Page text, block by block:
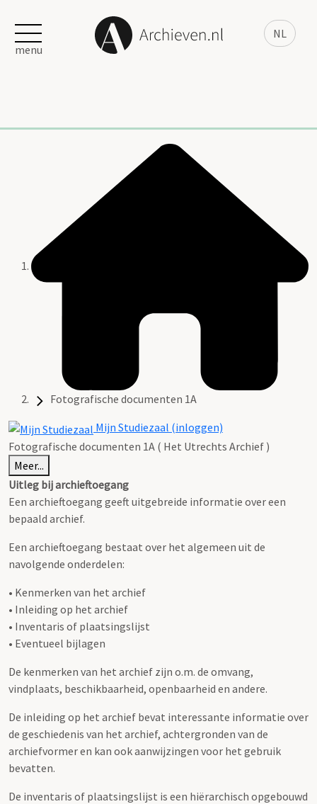
NL
menu
Fotografische documenten 1A
Mijn Studiezaal (inloggen)
Fotografische documenten 1A ( Het Utrechts Archief )
Meer...
Uitleg bij archieftoegang
Een archieftoegang geeft uitgebreide informatie over een
bepaald archief.
Een archieftoegang bestaat over het algemeen uit de
navolgende onderdelen:
• Kenmerken van het archief
• Inleiding op het archief
• Inventaris of plaatsingslijst
• Eventueel bijlagen
De kenmerken van het archief zijn o.m. de omvang,
vindplaats, beschikbaarheid, openbaarheid en andere.
De inleiding op het archief bevat interessante informatie over
de geschiedenis van het archief, achtergronden van de
archiefvormer en kan ook aanwijzingen voor het gebruik
bevatten.
De inventaris of plaatsingslijst is een hiërarchisch opgebouwd